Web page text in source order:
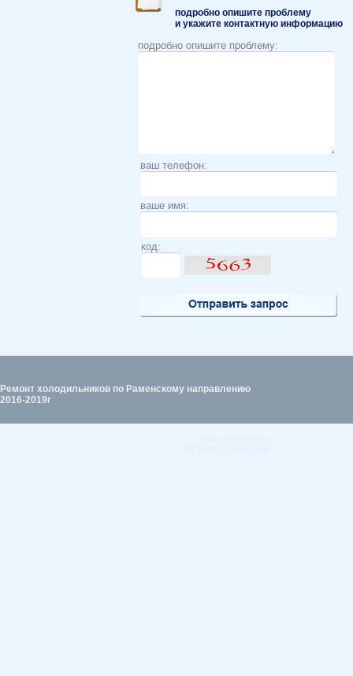
подробно опишите проблему
и укажите контактную информацию
подробно опишите проблему:
ваш телефон:
ваше имя:
код:
Ремонт холодильников по Раменскому направлению
2016-2019г